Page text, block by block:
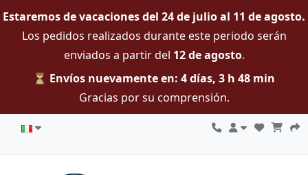
Estaremos de vacaciones del 24 de julio al 11 de agosto.
Los pedidos realizados durante este periodo serán
enviados a partir del 12 de agosto.
⏳ Envíos nuevamente en: 4 días, 3 h 48 min
Gracias por su comprensión.